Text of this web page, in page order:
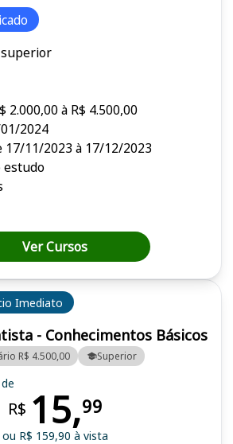
Imediato
- Conhecimentos Básicos
R$ 4.500,00 Superior
R$ 15,99
ou R$ 159,90 à vista
2.000,00 à R$ 4.500,00
2024
17/11/2023 à 17/12/2023
estudo
Ver Cursos